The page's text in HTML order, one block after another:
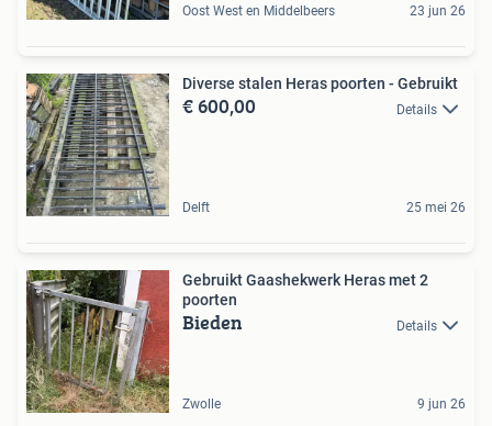
Oost West en Middelbeers 23 jun 26
Diverse stalen Heras poorten - Gebruikt
€ 600,00 Details
Delft 25 mei 26
Gebruikt Gaashekwerk Heras met 2
poorten
Bieden Details
Zwolle 9 jun 26